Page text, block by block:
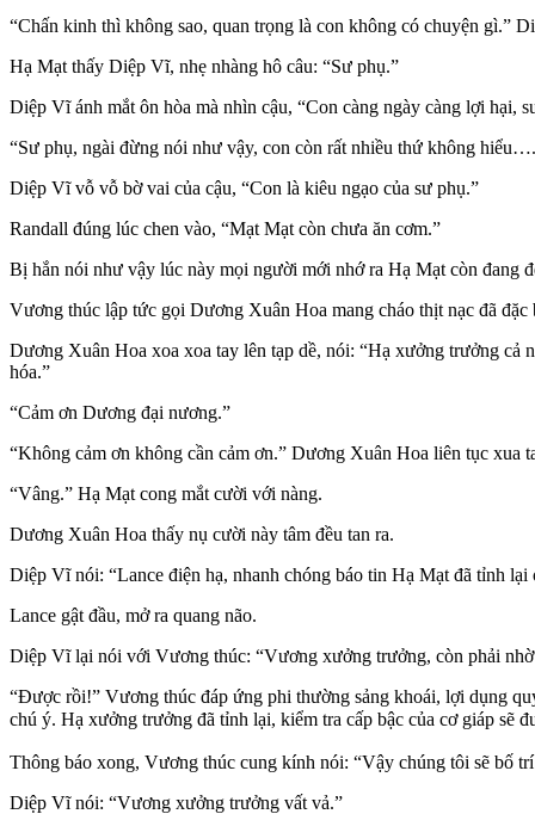
“Chấn kinh thì không sao, quan trọng là con không có chuyện gì.”
Hạ Mạt thấy Diệp Vĩ, nhẹ nhàng hô câu: “Sư phụ.”
Diệp Vĩ ánh mắt ôn hòa mà nhìn cậu, “Con càng ngày càng lợi hại,
“Sư phụ, ngài đừng nói như vậy, con còn rất nhiều thứ không
Diệp Vĩ vỗ vỗ bờ vai của cậu, “Con là kiêu ngạo của sư phụ.”
Randall đúng lúc chen vào, “Mạt Mạt còn chưa ăn cơm.”
Bị hắn nói như vậy lúc này mọi người mới nhớ ra Hạ Mạt còn đang
Vương thúc lập tức gọi Dương Xuân Hoa mang cháo thịt nạc đã
Dương Xuân Hoa xoa xoa tay lên tạp dề, nói: “Hạ xưởng trưởng cả
hóa.”
“Cảm ơn Dương đại nương.”
“Không cảm ơn không cần cảm ơn.” Dương Xuân Hoa liên tục xua
“Vâng.” Hạ Mạt cong mắt cười với nàng.
Dương Xuân Hoa thấy nụ cười này tâm đều tan ra.
Diệp Vĩ nói: “Lance điện hạ, nhanh chóng báo tin Hạ Mạt đã tỉnh lại
Lance gật đầu, mở ra quang não.
Diệp Vĩ lại nói với Vương thúc: “Vương xưởng trưởng, còn phải
“Được rồi!” Vương thúc đáp ứng phi thường sảng khoái, lợi dụng
chú ý. Hạ xưởng trưởng đã tỉnh lại, kiểm tra cấp bậc của cơ giáp
Thông báo xong, Vương thúc cung kính nói: “Vậy chúng tôi sẽ bố
Diệp Vĩ nói: “Vương xưởng trưởng vất vả.”